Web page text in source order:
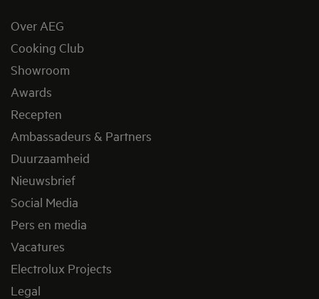
Over AEG
Cooking Club
Showroom
Awards
Recepten
Ambassadeurs & Partners
Duurzaamheid
Nieuwsbrief
Social Media
Pers en media
Vacatures
Electrolux Projects
Legal